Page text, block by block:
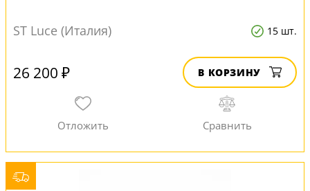
ST Luce (Италия) 15 шт.
26 200 ₽ В КОРЗИНУ